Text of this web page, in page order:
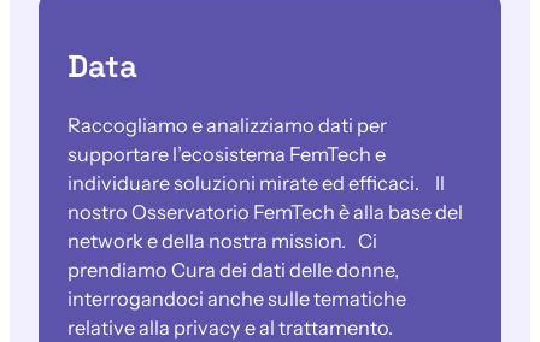
Data
Raccogliamo e analizziamo dati per
supportare l’ecosistema FemTech e
individuare soluzioni mirate ed efficaci. Il
nostro Osservatorio FemTech è alla base del
network e della nostra mission. Ci
prendiamo Cura dei dati delle donne,
interrogandoci anche sulle tematiche
relative alla privacy e al trattamento.